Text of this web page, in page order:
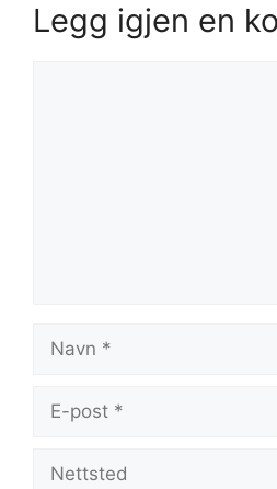
Legg igjen en
Navn
Nettsted